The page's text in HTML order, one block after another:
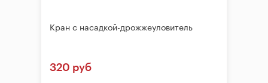
Кран с насадкой-дрожжеуловитель
320 руб